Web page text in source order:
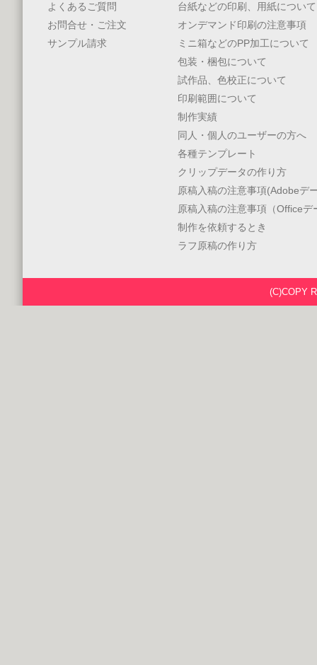
よくあるご質問
お問合せ・ご注文
サンプル請求
台紙などの印刷、用紙について
オンデマンド印刷の注意事項
ミニ箱などのPP加工について
包装・梱包について
試作品、色校正について
印刷範囲について
制作実績
同人・個人のユーザーの方へ
各種テンプレート
クリップデータの作り方
原稿入稿の注意事項(Adobeデ
原稿入稿の注意事項（Officeデ
制作を依頼するとき
ラフ原稿の作り方
(C)COPY